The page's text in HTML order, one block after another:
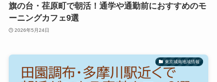
旗の台・荏原町で朝活！通学や通勤前におすすめのモ
ーニングカフェ9選
2026年5月24日
東京城南地域情報